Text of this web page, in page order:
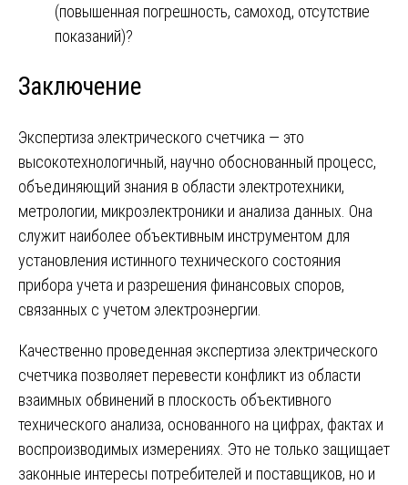
(повышенная погрешность, самоход, отсутствие
показаний)?
Заключение
Экспертиза электрического счетчика — это
высокотехнологичный, научно обоснованный процесс,
объединяющий знания в области электротехники,
метрологии, микроэлектроники и анализа данных. Она
служит наиболее объективным инструментом для
установления истинного технического состояния
прибора учета и разрешения финансовых споров,
связанных с учетом электроэнергии.
Качественно проведенная экспертиза электрического
счетчика позволяет перевести конфликт из области
взаимных обвинений в плоскость объективного
технического анализа, основанного на цифрах, фактах и
воспроизводимых измерениях. Это не только защищает
законные интересы потребителей и поставщиков, но и